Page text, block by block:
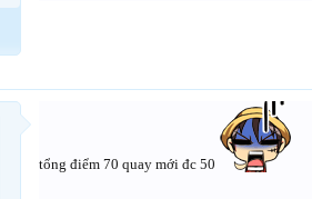
tổng điểm 70 quay mới đc 50